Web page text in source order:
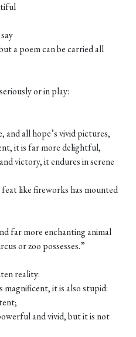
a poem can be carried all
or in play:
and all hope’s vivid pictures,
it is far more delightful,
victory, it endures in serene
like fireworks has mounted
far more enchanting animal
or zoo possesses.”
reality:
it is also stupid:
and vivid, but it is not